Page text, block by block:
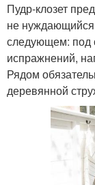
Пудр-клозет
не
следующем: под
испражнений,
Рядом
деревянной